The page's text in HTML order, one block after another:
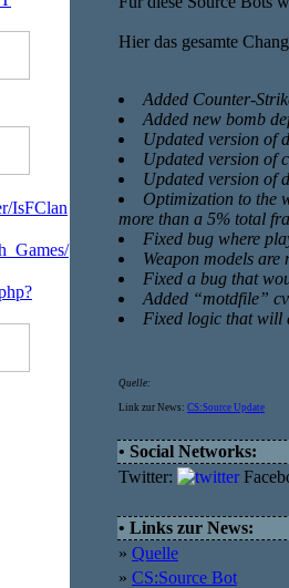
Hier das gesamte
Added Counter-
Added new bomb
Updated version of
Updated version of
Updated version of
Optimization to the
more than a 5% total
Fixed bug where
Weapon models
Fixed a bug that
Added “motdfile”
Fixed logic that will
Quelle:
Link zur News: CS:Source Update
• Social Networks:
Twitter:
• Links zur News:
» Quelle
» CS:Source Bot